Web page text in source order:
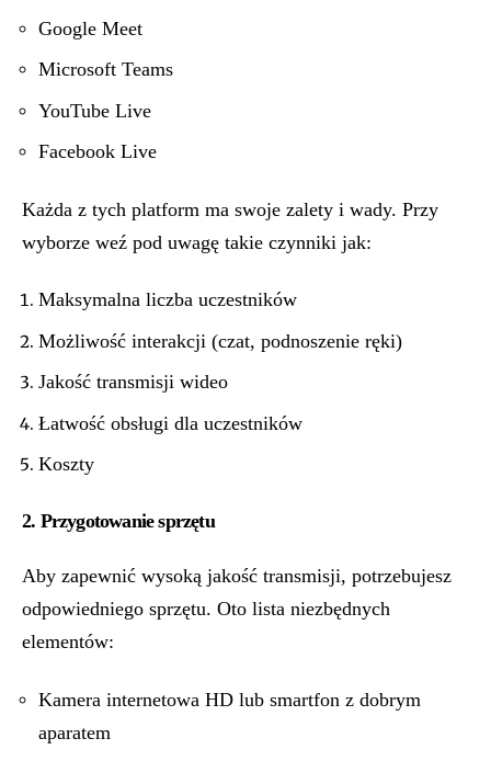
Google Meet
Microsoft Teams
YouTube Live
Facebook Live
Każda z tych platform ma swoje zalety i wady. Przy
wyborze weź pod uwagę takie czynniki jak:
Maksymalna liczba uczestników
Możliwość interakcji (czat, podnoszenie ręki)
Jakość transmisji wideo
Łatwość obsługi dla uczestników
Koszty
2. Przygotowanie sprzętu
Aby zapewnić wysoką jakość transmisji, potrzebujesz
odpowiedniego sprzętu. Oto lista niezbędnych
elementów:
Kamera internetowa HD lub smartfon z dobrym
aparatem